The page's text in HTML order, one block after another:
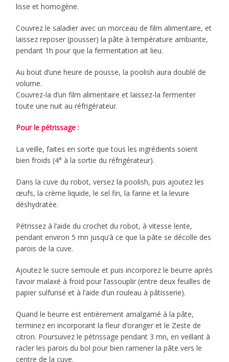
lisse et homogène.
Couvrez le saladier avec un morceau de film alimentaire, et
laissez reposer (pousser) la pâte à température ambiante,
pendant 1h pour que la fermentation ait lieu.
Au bout d’une heure de pousse, la poolish aura doublé de
volume.
Couvrez-la d’un film alimentaire et laissez-la fermenter
toute une nuit au réfrigérateur.
Pour le pétrissage :
La veille, faites en sorte que tous les ingrédients soient
bien froids (4° à la sortie du réfrigérateur).
Dans la cuve du robot, versez la poolish, puis ajoutez les
œufs, la crème liquide, le sel fin, la farine et la levure
déshydratée.
Pétrissez à l’aide du crochet du robot, à vitesse lente,
pendant environ 5 mn jusqu’à ce que la pâte se décolle des
parois de la cuve.
Ajoutez le sucre semoule et puis incorporez le beurre après
l’avoir malaxé à froid pour l’assouplir (entre deux feuilles de
papier sulfurisé et à l’aide d’un rouleau à pâtisserie).
Quand le beurre est entièrement amalgamé à la pâte,
terminez en incorporant la fleur d’oranger et le Zeste de
citron. Poursuivez le pétrissage pendant 3 mn, en veillant à
racler les parois du bol pour bien ramener la pâte vers le
centre de la cuve.